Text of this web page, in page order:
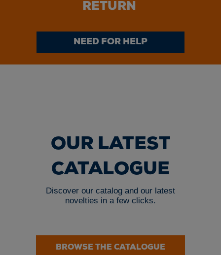
RETURN
NEED FOR HELP
OUR LATEST
CATALOGUE
Discover our catalog and our latest
novelties in a few clicks.
BROWSE THE CATALOGUE